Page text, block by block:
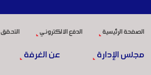
الصفحة الرئيسية الدفع الالكتروني
مجلس الإدارة عن الغرفة